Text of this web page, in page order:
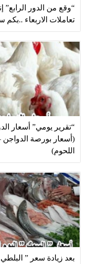
“وقع من الدور
تعاملات الاربعاء ..بكم
“تقرير يومي” أسعار
(أسعار بورصة الدواجن
اللحوم)
بعد زيادة سعر ”